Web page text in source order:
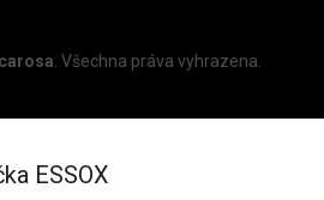
. Všechna práva vyhrazena.
ESSOX